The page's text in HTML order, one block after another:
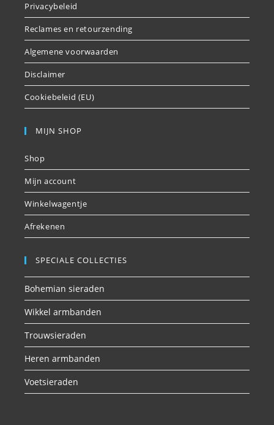
Privacybeleid
Reclames en retourzending
Algemene voorwaarden
Disclaimer
Cookiebeleid (EU)
MIJN SHOP
Shop
Mijn account
Winkelwagentje
Afrekenen
SPECIALE COLLECTIES
Bohemian sieraden
Wikkel armbanden
Trouwsieraden
Heren armbanden
Voetsieraden